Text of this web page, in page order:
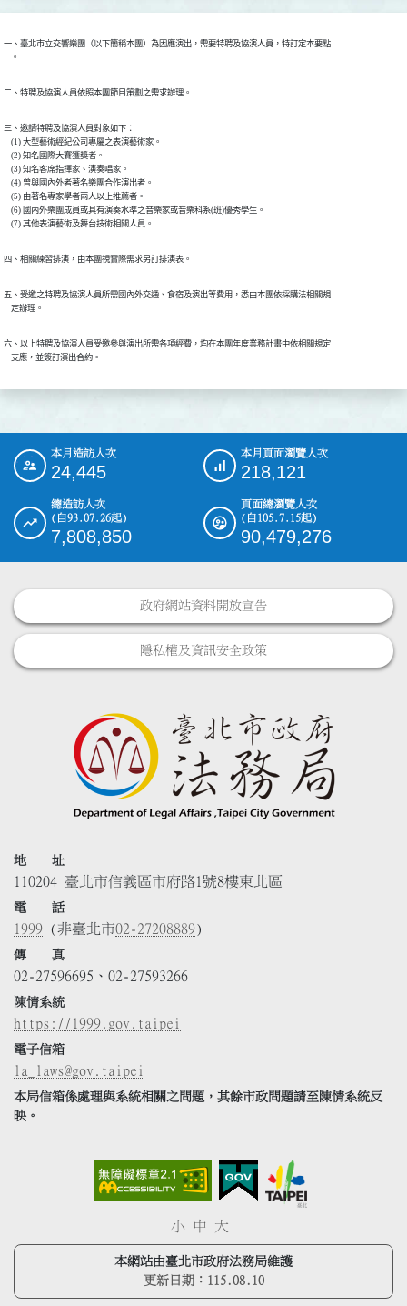
一、臺北市立交響樂團（以下簡稱本團）為因應演出，需要特聘及協演人員，特訂定本要點
    。
二、特聘及協演人員依照本團節目策劃之需求辦理。
三、邀請特聘及協演人員對象如下：
    (1) 大型藝術經紀公司專屬之表演藝術家。
    (2) 知名國際大賽獲獎者。
    (3) 知名客席指揮家、演奏唱家。
    (4) 曾與國內外者著名樂團合作演出者。
    (5) 由著名專家學者兩人以上推薦者。
    (6) 國內外樂團成員或具有演奏水準之音樂家或音樂科系(班)優秀學生。
    (7) 其他表演藝術及舞台技術相關人員。
四、相關練習排演，由本團視實際需求另訂排演表。
五、受邀之特聘及協演人員所需國內外交通、食宿及演出等費用，悉由本團依採購法相關規
    定辦理。
六、以上特聘及協演人員受邀參與演出所需各項經費，均在本團年度業務計畫中依相關規定
    支應，並簽訂演出合約。
::: 本月造訪人次
24,445
本月頁面瀏覽人次
218,121
總造訪人次
(自93.07.26起)
7,808,850
頁面總瀏覽人次
(自105.7.15起)
90,479,276
政府網站資料開放宣告
隱私權及資訊安全政策
地 址
110204 臺北市信義區市府路1號8樓東北區
電 話
1999 (非臺北市02-27208889)
傳 真
02-27596695、02-27593266
陳情系統
https://1999.gov.taipei
電子信箱
la_laws@gov.taipei
本局信箱係處理與系統相關之問題，其餘市政問題請至陳情系統反
映。
小 中 大
本網站由臺北市政府法務局維護
更新日期： 115.08.10